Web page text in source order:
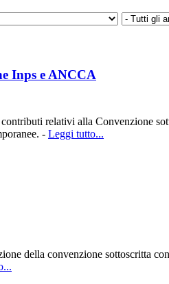
Inps e ANCCA
relativi alla Convenzione
- Leggi tutto...
della convenzione sottoscritta